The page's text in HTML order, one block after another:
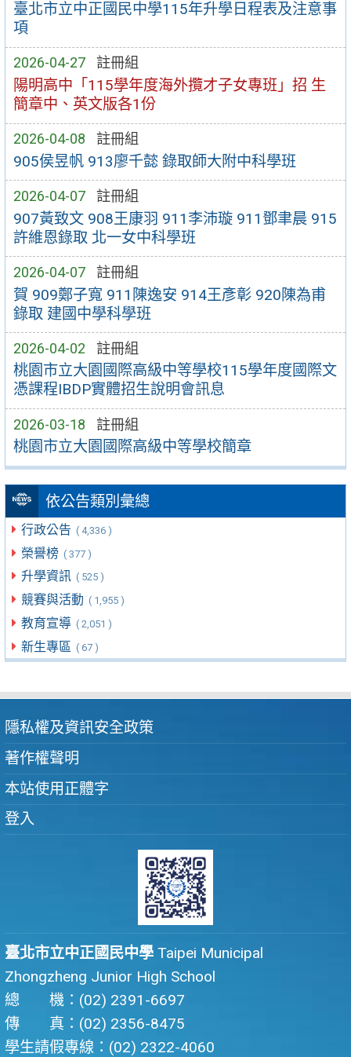
臺北市立中正國民中學115年升學日程表及注意事
項
2026-04-27 註冊組
陽明高中「115學年度海外攬才子女專班」招 生
簡章中、英文版各1份
2026-04-08 註冊組
905侯昱帆 913廖千懿 錄取師大附中科學班
2026-04-07 註冊組
907黃致文 908王康羽 911李沛璇 911鄧聿晨 915
許維恩錄取 北一女中科學班
2026-04-07 註冊組
賀 909鄭子寬 911陳逸安 914王彥彰 920陳為甫
錄取 建國中學科學班
2026-04-02 註冊組
桃園市立大園國際高級中等學校115學年度國際文
憑課程IBDP實體招生說明會訊息
2026-03-18 註冊組
桃園市立大園國際高級中等學校簡章
依公告類別彙總
行政公告 ( 4,336 )
榮譽榜 ( 377 )
升學資訊 ( 525 )
競賽與活動 ( 1,955 )
教育宣導 ( 2,051 )
新生專區 ( 67 )
隱私權及資訊安全政策
著作權聲明
本站使用正體字
登入
臺北市立中正國民中學 Taipei Municipal
Zhongzheng Junior High School
總 機：(02) 2391-6697
傳 真：(02) 2356-8475
學生請假專線：(02) 2322-4060